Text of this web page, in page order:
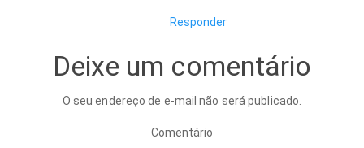
Responder
Deixe um comentário
O seu endereço de e-mail não será publicado.
Comentário